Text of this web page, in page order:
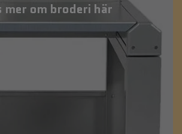
mer om broderi här